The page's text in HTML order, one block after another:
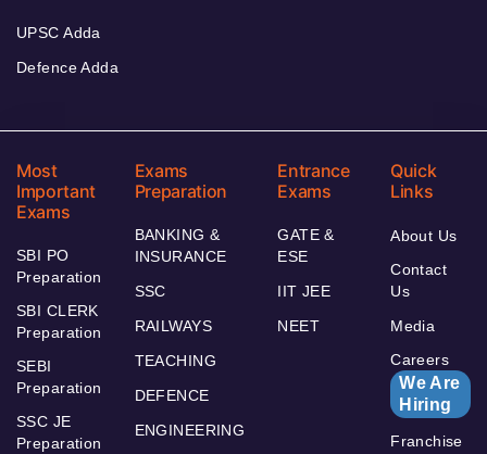
UPSC Adda
Defence Adda
Most
Important
Exams
SBI PO
Preparation
SBI CLERK
Preparation
SEBI
Preparation
SSC JE
Preparation
Exams
Preparation
BANKING &
INSURANCE
SSC
RAILWAYS
TEACHING
DEFENCE
ENGINEERING
Entrance
Exams
GATE &
ESE
IIT JEE
NEET
Quick
Links
About Us
Contact
Us
Media
Careers
We Are
Hiring
Franchise